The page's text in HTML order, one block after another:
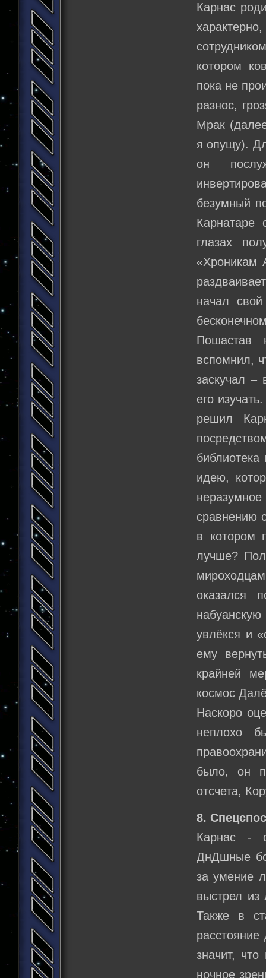
Карнас
котором
пока не
разнос,
Мрак
я опущу).
он
безумный
Карнатаре
глазах
«Хроникам
начал
Пошастав
вспомнил,
заскучал –
его
решил
идею,
сравнению
в котором
лучше?
оказался
увлёкся и
ему
крайней
космос
Наскоро
неплохо
было, он
отсчета,
8.
Карнас -
ДнДшные
за умение
выстрел из
Также в
значит,
ночное